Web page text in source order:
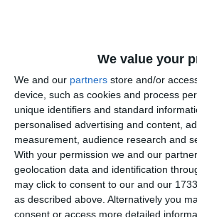
We value your
We and our partners store and/or
device, such as cookies and process
unique identifiers and standard
personalised advertising and content,
measurement, audience research and
With your permission we and our
geolocation data and identification
may click to consent to our and our
as described above. Alternatively you
consent or access more detailed
Spera să descopere măcar un alt
să dobândească ceva mai multă
intenție), măcar pentru a se
Dar pentru asta, ar fi trebuit ca și
experiența pe care el și-o dorea.
La un moment dat, graurul a realizat
ceva mult mai mare decât își
unei forțe naturale care îl făcea să fie
ce se lupta mai tare, forța își